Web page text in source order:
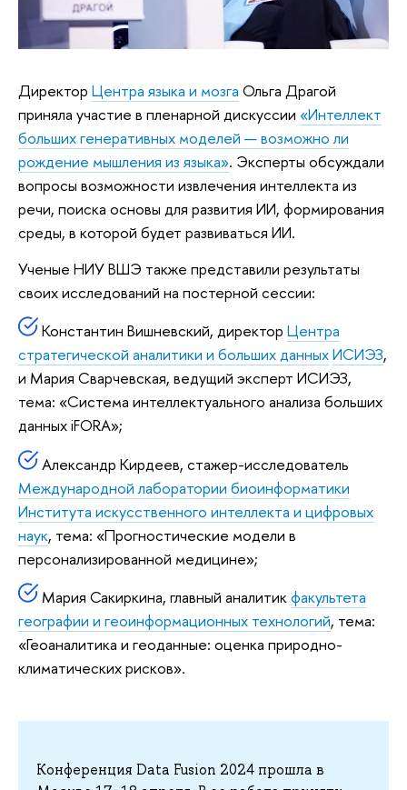
Директор Центра языка и мозга Ольга Драгой
приняла участие в пленарной дискуссии «Интеллект
больших генеративных моделей — возможно ли
рождение мышления из языка». Эксперты обсуждали
вопросы возможности извлечения интеллекта из
речи, поиска основы для развития ИИ, формирования
среды, в которой будет развиваться ИИ.
Ученые НИУ ВШЭ также представили результаты
своих исследований на постерной сессии:
Константин Вишневский, директор Центра
стратегической аналитики и больших данныхИСИЭЗ,
и Мария Сварчевская, ведущий эксперт ИСИЭЗ,
тема: «Система интеллектуального анализа больших
данных iFORA»;
Александр Кирдеев, стажер-исследователь
Международной лаборатории биоинформатики
Института искусственного интеллекта и цифровых
наук, тема: «Прогностические модели в
персонализированной медицине»;
Мария Сакиркина, главный аналитикфакультета
географии и геоинформационных технологий, тема:
«Геоаналитика и геоданные: оценка природно-
климатических рисков».
Конференция Data Fusion 2024 прошла в